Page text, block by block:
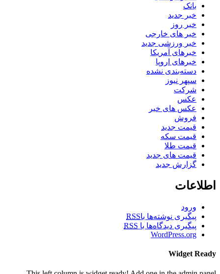
بانک
خبر جدید
خبر روز
خبر های خارجی
خبر ورزشی جدید
خبرهای آمریکا
خبرهای اروپا
دسته‌بندی نشده
سپهر نیوز
شرکت
عکس
عکس های خبر
فروش
قیمت جدید
قیمت سکه
قیمت طلا
قیمت های جدید
گزارش جدید
اطلاعات
ورود
پیگیری نوشته‌ها باRSS
پیگیری دیدگاه‌ها با RSS
WordPress.org
Widget Ready